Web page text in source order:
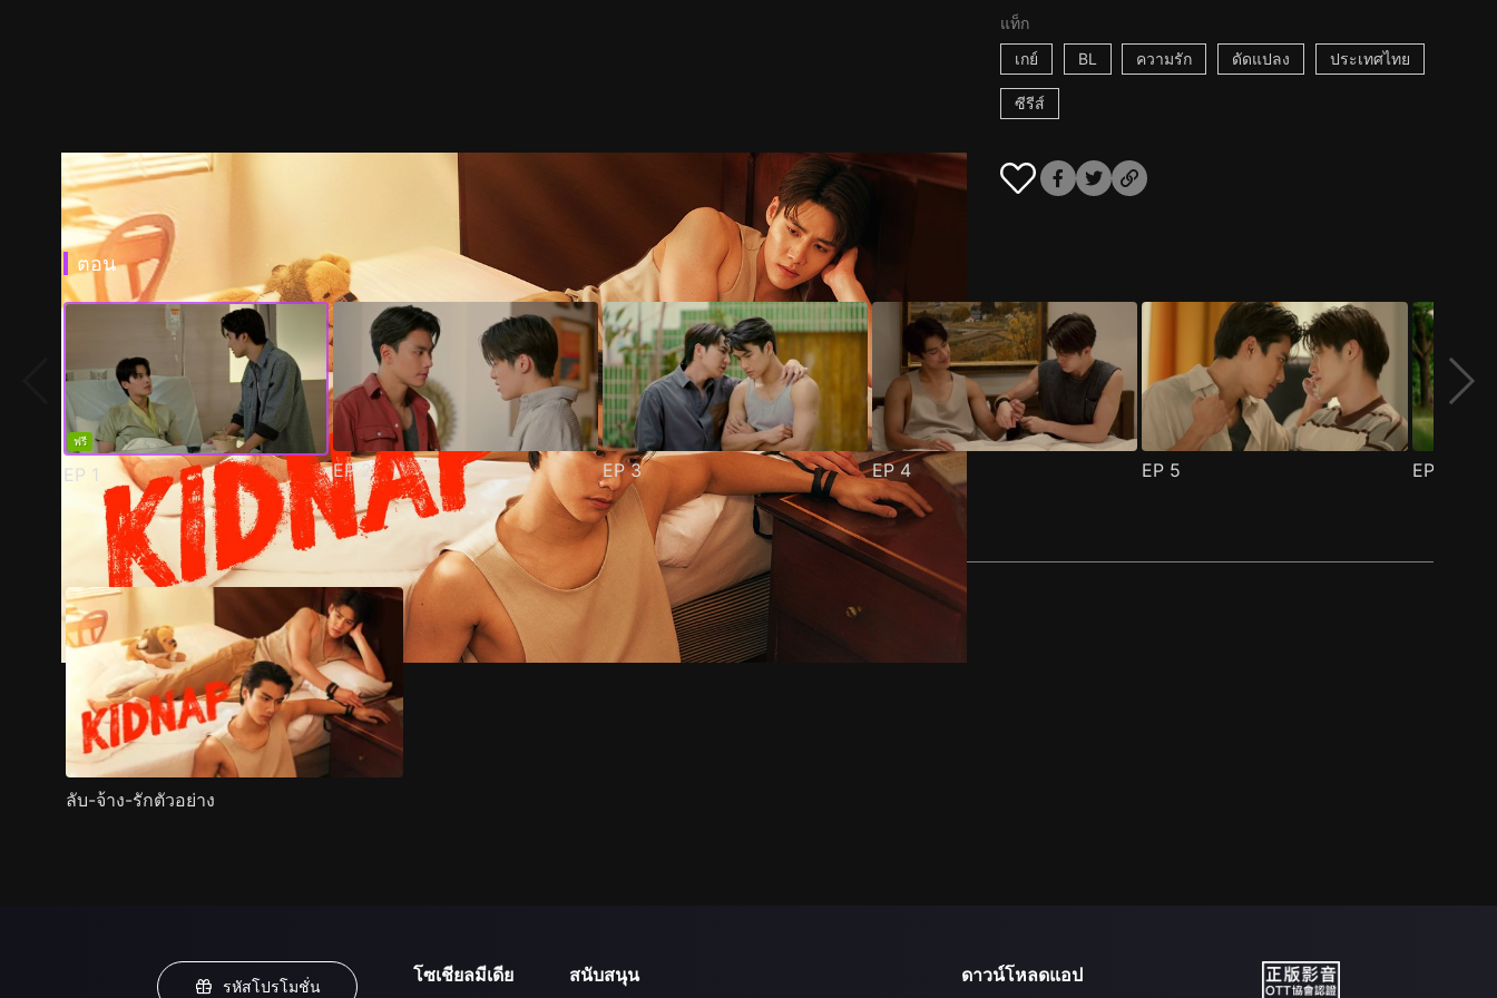
แท็ก
เกย์
BL ความรัก ดัดแปลง ประเทศไทย
ซีรีส์
ตอน
ฟรี
EP 1 EP 2 EP3 EP4 EP 5 EP
ตัวอย่าง ภาพนิ่ง เนื้อหาที่แนะนำ รายละเอียด
ลับ-จ้าง-รักตัวอย่าง
รหัสโปรโมชั่น
โซเชียลมีเดีย สนับสนุน ดาวน์โหลดแอป